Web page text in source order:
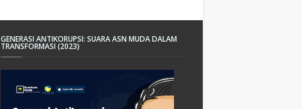
GENERASI ANTIKORUPSI: SUARA ASN MUDA DALAM
TRANSFORMASI (2023)